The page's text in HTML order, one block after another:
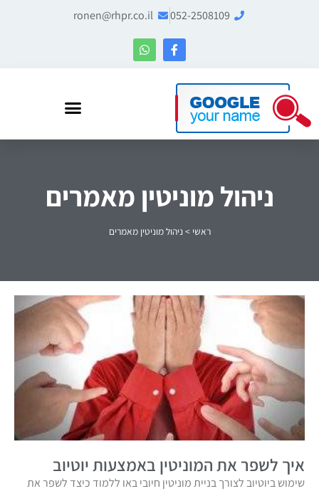
052-2508109
ronen@rhpr.co.il
ניהול מוניטין מאמרים
ראשי > ניהול מוניטין מאמרים
איך לשפר את המוניטין באמצעות יוטיוב
שימוש ביוטיוב לצורך בניית מוניטין חיובי באו ללמוד כיצד לשפר את